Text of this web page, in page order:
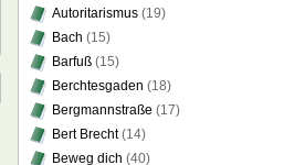
Autoritarismus (19)
Bach (15)
Barfuß (15)
Berchtesgaden (18)
Bergmannstraße (17)
Bert Brecht(14)
Beweg dich (40)